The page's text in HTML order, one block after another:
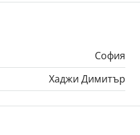
София
Хаджи Димитър